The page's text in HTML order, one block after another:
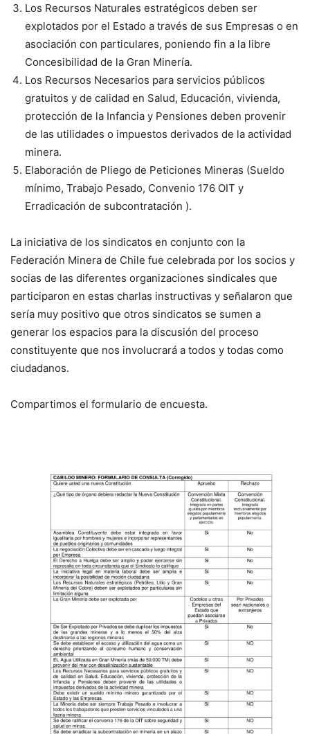
Los Recursos Naturales estratégicos deben ser
explotados por el Estado a través de sus Empresas o en
asociación con particulares, poniendo fin a la libre
Concesibilidad de la Gran Minería.
Los Recursos Necesarios para servicios públicos
gratuitos y de calidad en Salud, Educación, vivienda,
protección de la Infancia y Pensiones deben provenir
de las utilidades o impuestos derivados de la actividad
minera.
Elaboración de Pliego de Peticiones Mineras (Sueldo
mínimo, Trabajo Pesado, Convenio 176 OIT y
Erradicación de subcontratación ).
La iniciativa de los sindicatos en conjunto con la
Federación Minera de Chile fue celebrada por los socios y
socias de las diferentes organizaciones sindicales que
participaron en estas charlas instructivas y señalaron que
sería muy positivo que otros sindicatos se sumen a
generar los espacios para la discusión del proceso
constituyente que nos involucrará a todos y todas como
ciudadanos.
Compartimos el formulario de encuesta.